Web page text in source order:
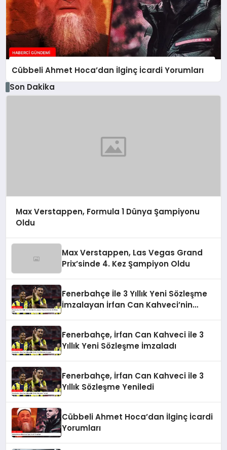
Cübbeli Ahmet Hoca’dan İlginç İcardi Yorumları
Son Dakika
Max Verstappen, Formula 1 Dünya Şampiyonu
Oldu
Max Verstappen, Las Vegas Grand
Prix’sinde 4. Kez Şampiyon Oldu
Fenerbahçe İle 3 Yıllık Yeni Sözleşme
İmzalayan İrfan Can Kahveci’nin
Fenerbahçe, İrfan Can Kahveci ile 3
Yıllık Yeni Sözleşme İmzaladı
Fenerbahçe, İrfan Can Kahveci ile 3
Yıllık Sözleşme Yeniledi
Cübbeli Ahmet Hoca’dan İlginç İcardi
Yorumları